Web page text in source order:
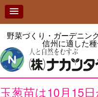
野菜づくり・ガーデニン
信州に適した
玉葱苗は10月15